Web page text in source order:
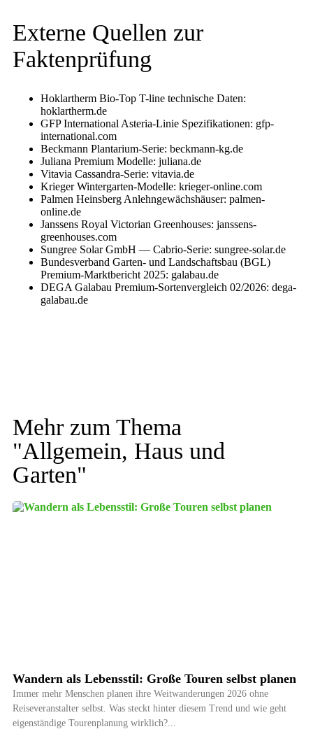
Externe Quellen zur
Faktenprüfung
Hoklartherm Bio-Top T-line technische Daten:
hoklartherm.de
GFP International Asteria-Linie Spezifikationen: gfp-
international.com
Beckmann Plantarium-Serie: beckmann-kg.de
Juliana Premium Modelle: juliana.de
Vitavia Cassandra-Serie: vitavia.de
Krieger Wintergarten-Modelle: krieger-online.com
Palmen Heinsberg Anlehngewächshäuser: palmen-
online.de
Janssens Royal Victorian Greenhouses: janssens-
greenhouses.com
Sungree Solar GmbH — Cabrio-Serie: sungree-solar.de
Bundesverband Garten- und Landschaftsbau (BGL)
Premium-Marktbericht 2025: galabau.de
DEGA Galabau Premium-Sortenvergleich 02/2026: dega-
galabau.de
Mehr zum Thema
"Allgemein, Haus und
Garten"
Wandern als Lebensstil: Große Touren selbst planen
Immer mehr Menschen planen ihre Weitwanderungen 2026 ohne
Reiseveranstalter selbst. Was steckt hinter diesem Trend und wie geht
eigenständige Tourenplanung wirklich?